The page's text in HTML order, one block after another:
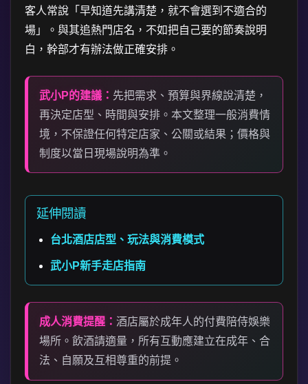
客人常說「早知道先講清楚，就不會選到不適合的
場」。與其追熱門店名，不如把自己要的節奏說明
白，幹部才有辦法做正確安排。
武小P的建議： 先把需求、預算與界線說清楚，
再決定店型、時間與安排。本文整理一般消費情
境，不保證任何特定店家、公關或結果；價格與
制度以當日現場說明為準。
延伸閱讀
台北酒店店型、玩法與消費模式
武小P新手走店指南
成人消費提醒： 酒店屬於成年人的付費陪侍娛樂
場所。飲酒請適量，所有互動應建立在成年、合
法、自願及互相尊重的前提。